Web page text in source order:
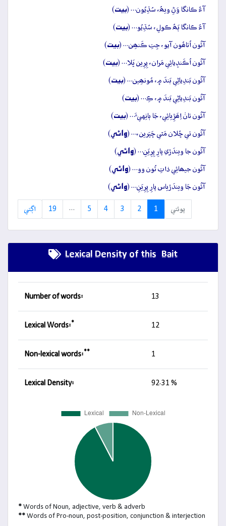
آءُ ڪانگا وَڻِ ويھُ، سُڌِيُون… (بيت)
آءُ ڪانگا ٻَھُ ڪولِ، سُڌِيُو… (بيت)
آئُون اُتاھُون آيو، جِتِ ڪَنھِن… (بيت)
آئُون اُڪَنڊِيائِي مَران، پِرِين ڀَلا… (بيت)
آئُون بَندِياڻِي بَندَ ۾، مُونھِين… (بيت)
آئُون بَندِياڻِي بَندَ ۾، ڪِ… (بيت)
آئُون تانۡ اِھَڙِيائِي، جَا ٻانِهيءَ… (بيت)
آئُون تي ڇُلان مَٿي ڇَپَرين،… (وائِي)
آئُون جا ويندَڙي پارِ پِرِيَنِ… (وائِي)
آئُون جيھائِي ذاتِ تُون وو… (وائِي)
آئُون جَا ويندَڙياس پارِ پِرِيَنِ… (وائِي)
پوئتي 1
2
3
4
5
…
19 اڳتي
Lexical Density of this Bait
Number of words: 13
Lexical Words:* 12
Non-lexical words:** 1
Lexical Density: 92.31 %
* Words of Noun, adjective, verb & adverb
** Words of Pro-noun, post-position, conjunction & interjection